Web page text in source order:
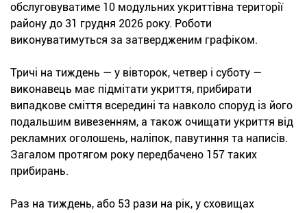
обслуговуватиме 10 модульних укриттівна території
району до 31 грудня 2026 року. Роботи
виконуватимуться за затвердженим графіком.
Тричі на тиждень — у вівторок, четвер і суботу —
виконавець має підмітати укриття, прибирати
випадкове сміття всередині та навколо споруд із його
подальшим вивезенням, а також очищати укриття від
рекламних оголошень, наліпок, павутиння та написів.
Загалом протягом року передбачено 157 таких
прибирань.
Раз на тиждень, або 53 рази на рік, у сховищах